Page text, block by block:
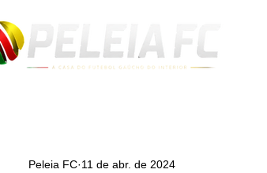
Peleia FC 11 de abr. de 2024